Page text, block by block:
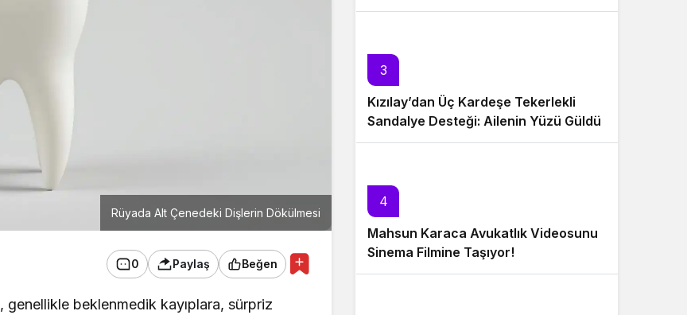
Rüyada Alt Çenedeki Dişlerin Dökülmesi
0 Paylaş Beğen
, genellikle beklenmedik kayıplara, sürpriz
Müdahale Sürüyor
3
Kızılay’dan Üç Kardeşe Tekerlekli
Sandalye Desteği: Ailenin Yüzü Güldü
4
Mahsun Karaca Avukatlık Videosunu
Sinema Filmine Taşıyor!